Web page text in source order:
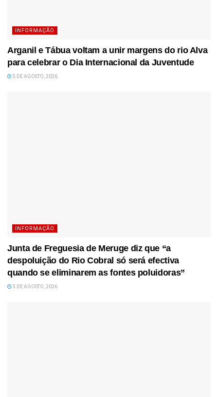
INFORMAÇÃO
Arganil e Tábua voltam a unir margens do rio Alva
para celebrar o Dia Internacional da Juventude
5 DE AGOSTO, 2026
INFORMAÇÃO
Junta de Freguesia de Meruge diz que “a
despoluição do Rio Cobral só será efectiva
quando se eliminarem as fontes poluidoras”
5 DE AGOSTO, 2026